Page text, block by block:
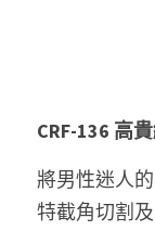
CRF-136 高貴
將男性迷人
特截角切割